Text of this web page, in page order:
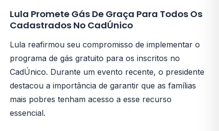
Lula Promete Gás De Graça Para Todos Os
Cadastrados No CadÚnico
Lula reafirmou seu compromisso de implementar o
programa de gás gratuito para os inscritos no
CadÚnico. Durante um evento recente, o presidente
destacou a importância de garantir que as famílias
mais pobres tenham acesso a esse recurso
essencial.